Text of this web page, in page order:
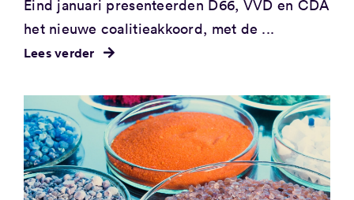
Eind januari presenteerden D66, VVD en CDA
het nieuwe coalitieakkoord, met de ...
Lees verder